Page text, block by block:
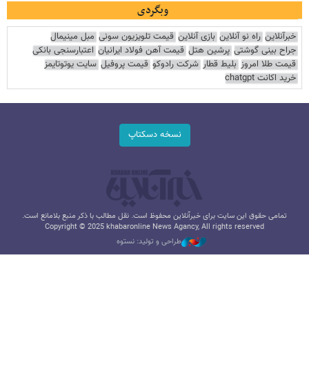
وبگردی
خبرآنلاین راه نو آنلاین بازی آنلاین قیمت تلویزیون سونی مبل مینیمال
جراح بینی گوشتی پرشین هتل قیمت آهن فولاد ایرانیان اعتبارسنجی بانکی
قیمت طلا امروز بلیط قطار شرکت رادوکو قیمت پروفیل سایت یوتوتایمز
خرید اکانت chatgpt
نسخه دسکتاپ
تمامی حقوق این سایت برای خبرآنلاین محفوظ است. نقل مطالب با ذکر منبع بلامانع است.
Copyright © 2025 khabaronline News Agancy, All rights reserved
طراحی و تولید: نستوه